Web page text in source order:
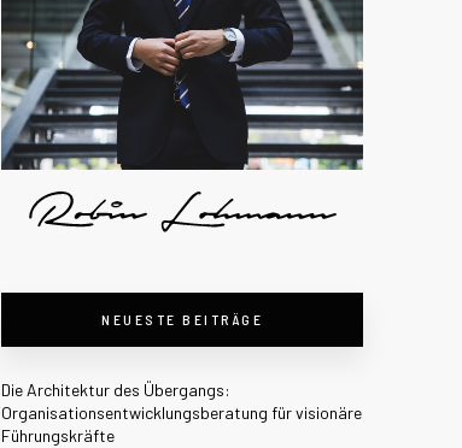
NEUESTE BEITRÄGE
Die Architektur des Übergangs:
Organisationsentwicklungsberatung für visionäre
Führungskräfte